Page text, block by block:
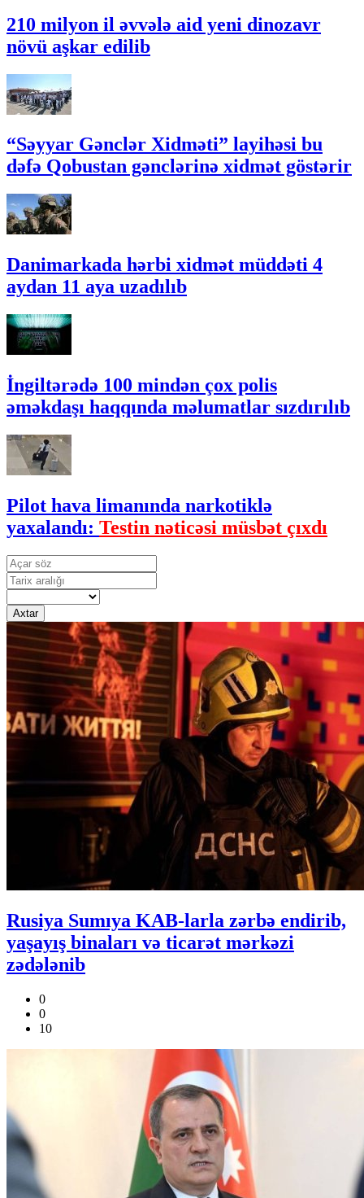
210 milyon il əvvələ aid yeni dinozavr
növü aşkar edilib
“Səyyar Gənclər Xidməti” layihəsi bu
dəfə Qobustan gənclərinə xidmət göstərir
Danimarkada hərbi xidmət müddəti 4
aydan 11 aya uzadılıb
İngiltərədə 100 mindən çox polis
əməkdaşı haqqında məlumatlar sızdırılıb
Pilot hava limanında narkotiklə
yaxalandı: Testin nəticəsi müsbət çıxdı
Axtar
Rusiya Sumıya KAB-larla zərbə endirib,
yaşayış binaları və ticarət mərkəzi
zədələnib
0
0
10